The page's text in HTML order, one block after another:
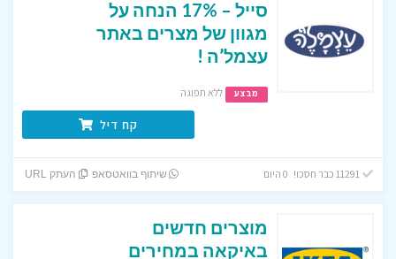
סייל – 17% הנחה על
מגוון של מצרים באתר
עצמל’ה !
מבצע ללא תפוגה
קח דיל
שיתוף בוואטסאפ העתק URL
מוצרים חדשים
באיקאה במחירים